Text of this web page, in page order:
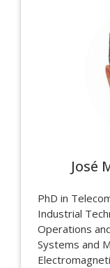
José
PhD in
Industrial
Operations
Systems and